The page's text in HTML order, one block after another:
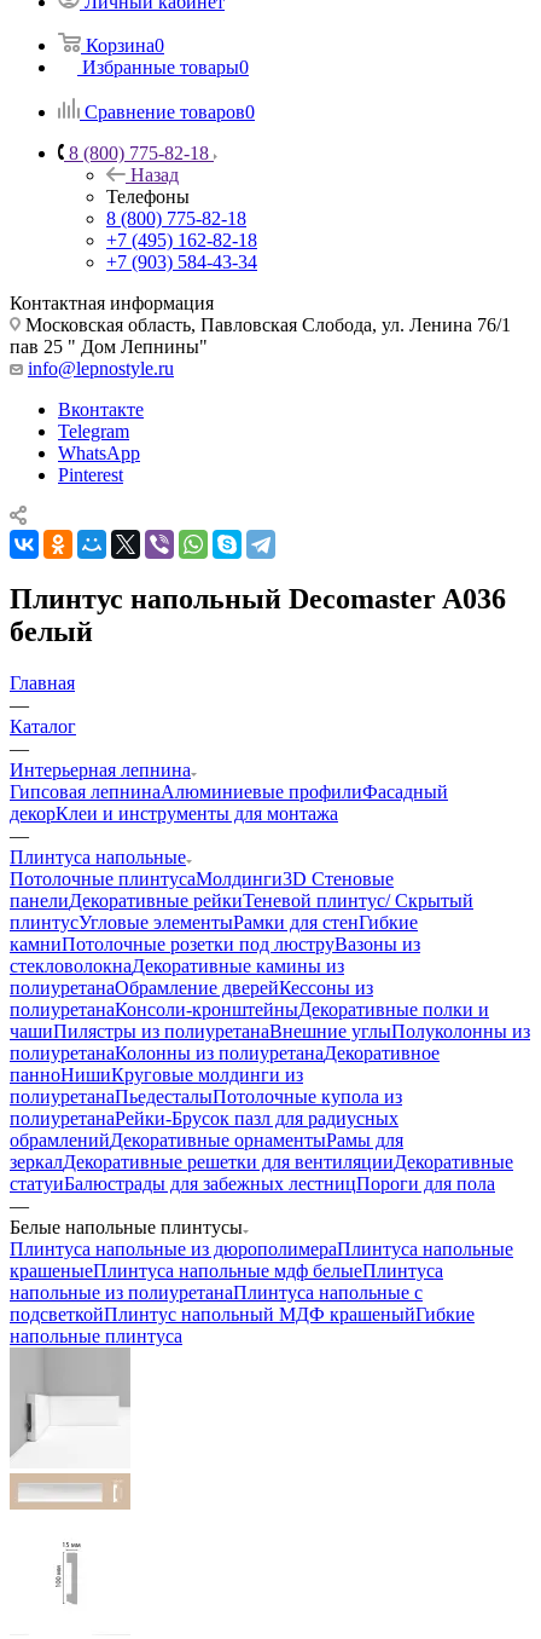
Корзина0
Избранные товары0
Сравнение товаров0
8 (800) 775-82-18
Назад
Телефоны
8 (800) 775-82-18
+7 (495) 162-82-18
+7 (903) 584-43-34
Контактная информация
Московская область, Павловская Слобода, ул. Ленина 76/1
пав 25 " Дом Лепнины"
info@lepnostyle.ru
Вконтакте
Telegram
WhatsApp
Pinterest
Плинтус напольный Decomaster A036
белый
Главная
—
Каталог
—
Интерьерная лепнина
Гипсовая лепнинаАлюминиевые профилиФасадный
декорКлеи и инструменты для монтажа
—
Плинтуса напольные
Потолочные плинтусаМолдинги3D Стеновые
панелиДекоративные рейкиТеневой плинтус/ Скрытый
плинтусУгловые элементыРамки для стенГибкие
камниПотолочные розетки под люструВазоны из
стекловолокнаДекоративные камины из
полиуретанаОбрамление дверейКессоны из
полиуретанаКонсоли-кронштейныДекоративные полки и
чашиПилястры из полиуретанаВнешние углыПолуколонны из
полиуретанаКолонны из полиуретанаДекоративное
панноНишиКруговые молдинги из
полиуретанаПьедесталыПотолочные купола из
полиуретанаРейки-Брусок пазл для радиусных
обрамленийДекоративные орнаментыРамы для
зеркалДекоративные решетки для вентиляцииДекоративные
статуиБалюстрады для забежных лестницПороги для пола
—
Белые напольные плинтусы
Плинтуса напольные из дюрополимераПлинтуса напольные
крашеныеПлинтуса напольные мдф белыеПлинтуса
напольные из полиуретанаПлинтуса напольные с
подсветкойПлинтус напольный МДФ крашеныйГибкие
напольные плинтуса